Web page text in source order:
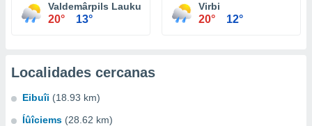
Valdemârpils Lauku Teritorija
20° 13°
Virbi
20° 12°
Localidades cercanas
Eibuîi (18.93 km)
Íûîciems (28.62 km)